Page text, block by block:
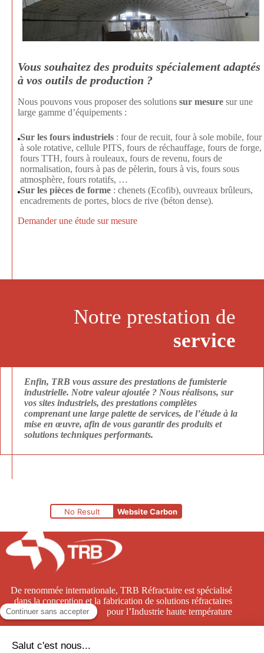
Vous souhaitez des produits spécialement adaptés
à vos outils de production ?
Nous pouvons vous proposer des solutions sur mesure sur une
large gamme d’équipements :
Sur les fours industriels : four de recuit, four à sole mobile, four
à sole rotative, cellule PITS, fours de réchauffage, fours de forge,
fours TTH, fours à rouleaux, fours de revenu, fours de
normalisation, fours à pas de pèlerin, fours à vis, fours sous
atmosphère, fours rotatifs, …
Sur les pièces de forme : chenets (Ecofib), ouvreaux brûleurs,
encadrements de portes, blocs de rive (béton dense).
Demander une étude sur mesure
Notre prestation de
service
Enfin, TRB vous assure des prestations de fumisterie
industrielle. Notre valeur ajoutée ? Nous réalisons, sur
vos sites industriels, des prestations complètes
comprenant une large palette de services, de l’étude à la
mise en œuvre, afin de vous garantir des produits et
solutions techniques performants.
No Result Website Carbon
De renommée internationale, TRB Réfractaire est spécialisé
dans la conception et la fabrication de solutions réfractaires
pour l’Industrie haute température